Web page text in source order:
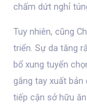
chấm dứt nghỉ
Tuy nhiên, cũng
triển. Sự da tăng
bổ xung tuyển
gắng tay xuất
tiếp cận sở hữu